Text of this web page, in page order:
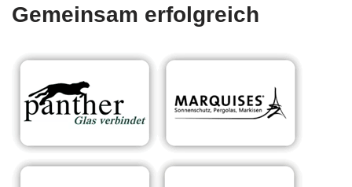
Gemeinsam erfolgreich